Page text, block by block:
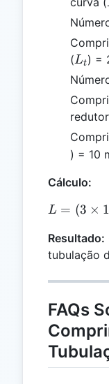
(L_t
Lt) =
) = 10
Cálculo:
L = (3 × 1
Resultado:
tubulação
FAQs